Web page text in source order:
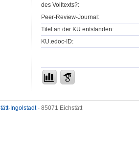
des Volltexts?:
Peer-Review-Journal:
Titel an der KU entstanden:
KU.edoc-ID:
Ingolstadt- 85071 Eichstätt